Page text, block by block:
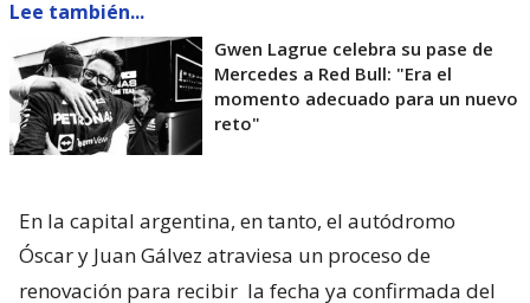
Lee también...
Gwen Lagrue celebra su pase de
Mercedes a Red Bull: "Era el
momento adecuado para un nuevo
reto"
En la capital argentina, en tanto, el autódromo
Óscar y Juan Gálvez atraviesa un proceso de
renovación para recibir la fecha ya confirmada del